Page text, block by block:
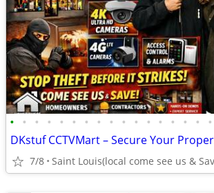
• • • • • • • • • • • • • • • • •
7/8 Saint Louis(local come see us &